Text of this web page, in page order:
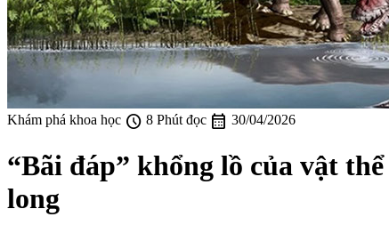
Khám phá khoa học schedule 8 Phút đọc calendar_month 30/04/2026
“Bãi đáp” khổng lồ của vật
long